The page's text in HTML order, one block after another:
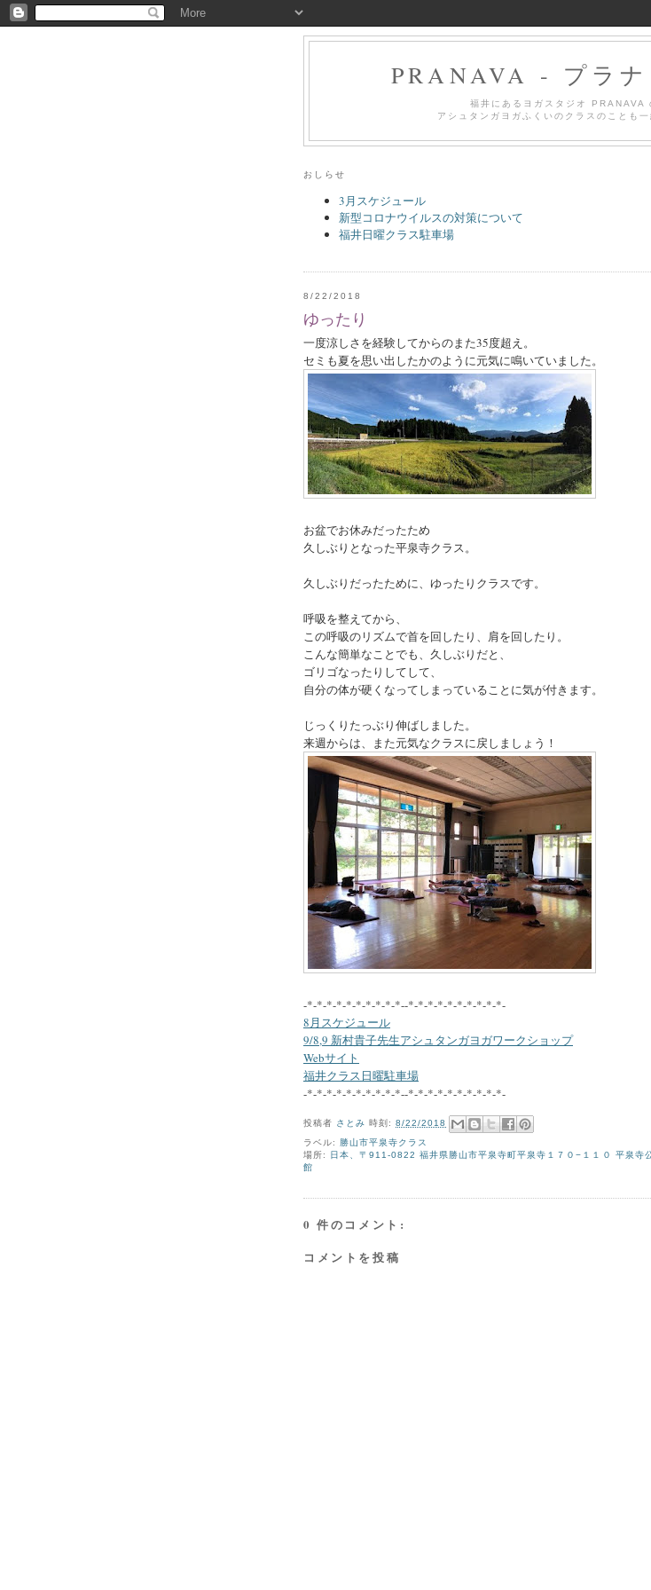
PRANAVA - プラ
福井にあるヨガスタジオ PRANAVA
アシュタンガヨガふくいのクラスのことも
おしらせ
3月スケジュール
新型コロナウイルスの対策について
福井日曜クラス駐車場
8/22/2018
ゆったり
一度涼しさを経験してからのまた35度超え。
セミも夏を思い出したかのように元気に鳴いていました。
お盆でお休みだったため
久しぶりとなった平泉寺クラス。
久しぶりだったために、ゆったりクラスです。
呼吸を整えてから、
この呼吸のリズムで首を回したり、肩を回したり。
こんな簡単なことでも、久しぶりだと、
ゴリゴなったりしてして、
自分の体が硬くなってしまっていることに気が付きます。
じっくりたっぶり伸ばしました。
来週からは、また元気なクラスに戻しましょう！
-*-*-*-*-*-*-*-*-*-*--*-*-*-*-*-*-*-*-*-*-
8月スケジュール
9/8,9 新村貴子先生アシュタンガヨガワークショップ
Webサイト
福井クラス日曜駐車場
-*-*-*-*-*-*-*-*-*-*--*-*-*-*-*-*-*-*-*-*-
投稿者 さとみ 時刻:8/22/2018
ラベル:
勝山市平泉寺クラス
場所: 日本、〒911-0822 福井県勝山市平泉寺町平泉寺１７０−１１０ 平泉寺
館
0 件のコメント:
コメントを投稿